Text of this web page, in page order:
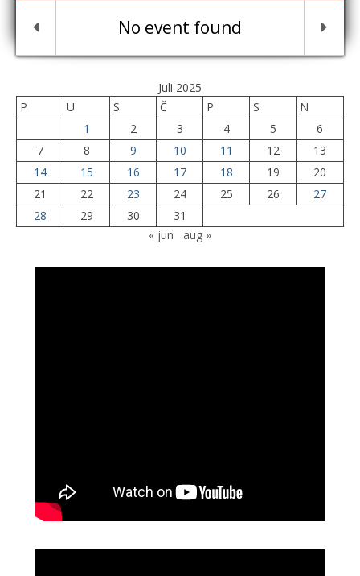
No event found
Juli 2025
P
U S Č P S
N
1
2 3 4 5
6
7
8 9 10 11 12
13
14
15 16 17 18 19
20
21
22 23 24 25 26
27
28
29 30
31
« jun
aug »